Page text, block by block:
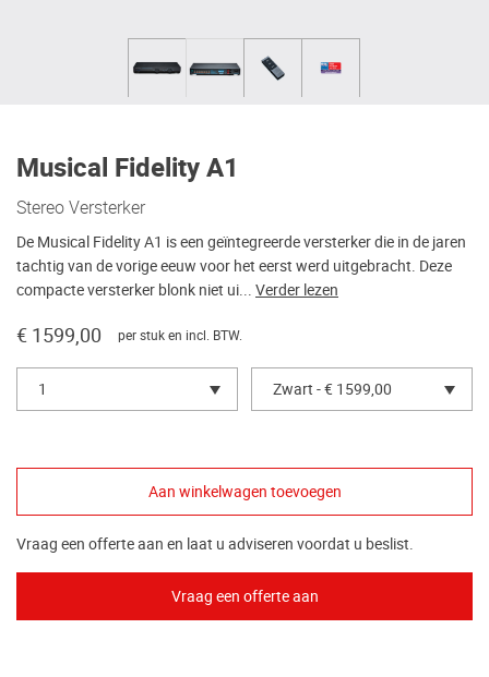
Musical Fidelity A1
Stereo Versterker
De Musical Fidelity A1 is een geïntegreerde versterker die in de jaren
tachtig van de vorige eeuw voor het eerst werd uitgebracht. Deze
compacte versterker blonk niet ui... Verder lezen
€ 1599,00 per stuk en incl. BTW.
1 Zwart - € 1599,00
Vraag een offerte aan en laat u adviseren voordat u beslist.